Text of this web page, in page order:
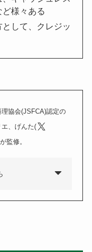
様々ある
して、クレジッ
協会(JSFCA)認定の
、げんた(
監修。